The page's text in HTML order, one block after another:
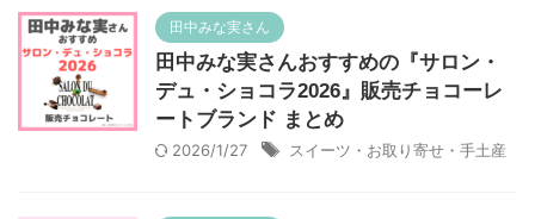
田中みな実さん
田中みな実さんおすすめの『サロン・
デュ・ショコラ2026』販売チョコーレ
ートブランド まとめ
2026/1/27 スイーツ・お取り寄せ・手土産